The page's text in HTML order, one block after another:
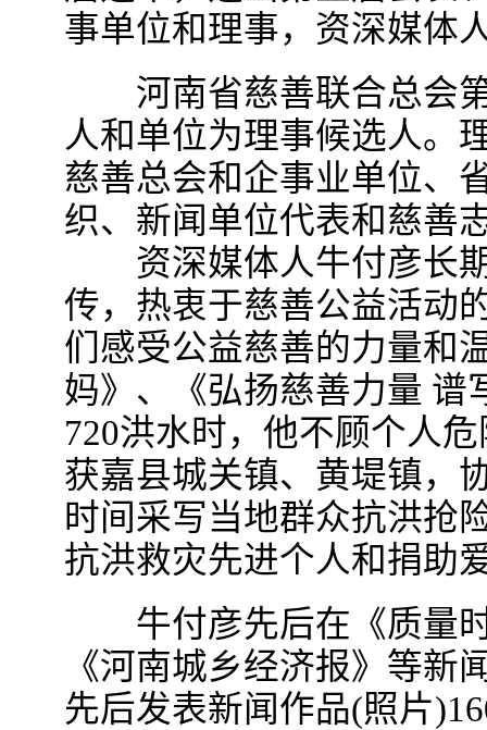
事单位和理事，资深媒体
河南省慈善联合总会第
人和单位为理事候选人。
慈善总会和企事业单位、
织、新闻单位代表和慈善
资深媒体人牛付彦长期
传，热衷于慈善公益活动
们感受公益慈善的力量和
妈》、《弘扬慈善力量 谱
720洪水时，他不顾个人
获嘉县城关镇、黄堤镇，
时间采写当地群众抗洪抢
抗洪救灾先进个人和捐助
牛付彦先后在《质量时
《河南城乡经济报》等新
先后发表新闻作品(照片